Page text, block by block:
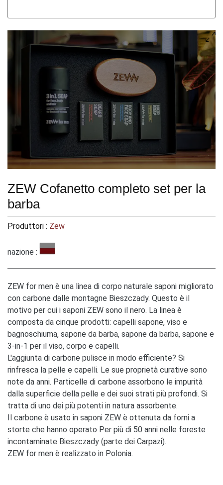
ZEW Cofanetto completo set per la
barba
Produttori : Zew
nazione :
ZEW for men è una linea di corpo naturale saponi migliorato
con carbone dalle montagne Bieszczady. Questo è il
motivo per cui i saponi ZEW sono il nero. La linea è
composta da cinque prodotti: capelli sapone, viso e
bagnoschiuma, sapone da barba, sapone da barba, sapone e
3-in-1 per il viso, corpo e capelli.
L'aggiunta di carbone pulisce in modo efficiente? Si
rinfresca la pelle e capelli. Le sue proprietà curative sono
note da anni. Particelle di carbone assorbono le impurità
dalla superficie della pelle e dei suoi strati più profondi. Si
tratta di uno dei più potenti in natura assorbente.
Il carbone è usato in saponi ZEW è ottenuta da forni a
storte che hanno operato Per più di 50 anni nelle foreste
incontaminate Bieszczady (parte dei Carpazi).
ZEW for men è realizzato in Polonia.